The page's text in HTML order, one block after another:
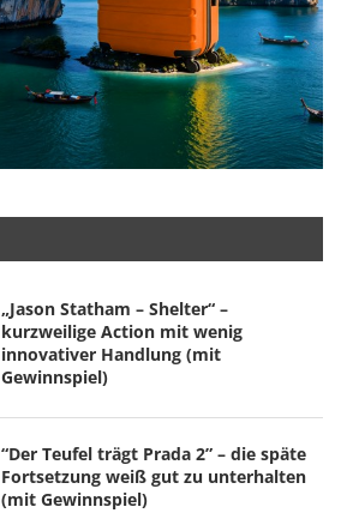
„Jason Statham – Shelter“ –
kurzweilige Action mit wenig
innovativer Handlung (mit
Gewinnspiel)
“Der Teufel trägt Prada 2” – die späte
Fortsetzung weiß gut zu unterhalten
(mit Gewinnspiel)